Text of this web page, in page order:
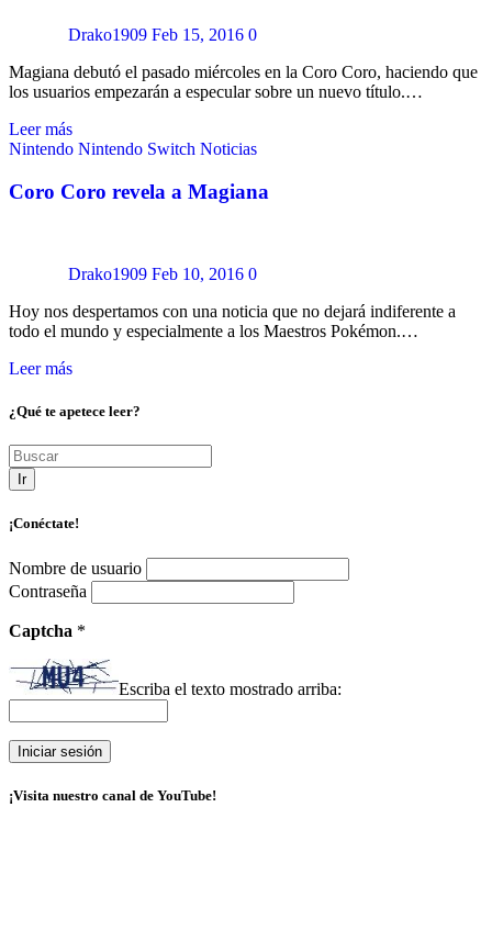
Drako1909 Feb 15, 2016 0
Magiana debutó el pasado miércoles en la Coro Coro, haciendo que
los usuarios empezarán a especular sobre un nuevo título.…
Leer más
Nintendo Nintendo Switch Noticias
Coro Coro revela a Magiana
Drako1909 Feb 10, 2016 0
Hoy nos despertamos con una noticia que no dejará indiferente a
todo el mundo y especialmente a los Maestros Pokémon.…
Leer más
¿Qué te apetece leer?
Ir
¡Conéctate!
Nombre de usuario
Contraseña
Captcha *
Escriba el texto mostrado arriba:
¡Visita nuestro canal de YouTube!